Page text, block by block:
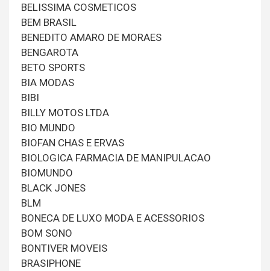
BELISSIMA COSMETICOS
BEM BRASIL
BENEDITO AMARO DE MORAES
BENGAROTA
BETO SPORTS
BIA MODAS
BIBI
BILLY MOTOS LTDA
BIO MUNDO
BIOFAN CHAS E ERVAS
BIOLOGICA FARMACIA DE MANIPULACAO
BIOMUNDO
BLACK JONES
BLM
BONECA DE LUXO MODA E ACESSORIOS
BOM SONO
BONTIVER MOVEIS
BRASIPHONE